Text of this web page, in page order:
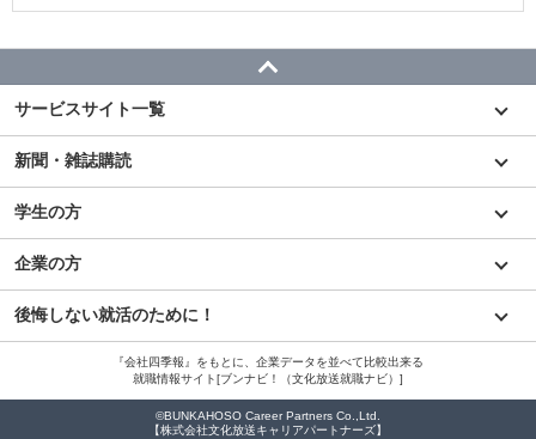
サービスサイト一覧
新聞・雑誌購読
学生の方
企業の方
後悔しない就活のために！
『会社四季報』をもとに、企業データを並べて比較出来る
就職情報サイト[ブンナビ！（文化放送就職ナビ）]
©BUNKAHOSO Career Partners Co.,Ltd.
【株式会社文化放送キャリアパートナーズ】